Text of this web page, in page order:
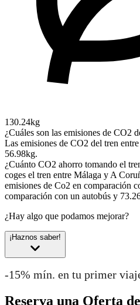
130.24kg
¿Cuáles son las emisiones de CO2
Las emisiones de CO2 del tren
56.98kg.
¿Cuánto CO2 ahorro tomando el
coges el tren entre Málaga y A
emisiones de Co2 en comparación
comparación con un autobús y
¿Hay algo que podamos mejorar?
¡Haznos saber!
-15% mín. en tu primer
Reserva una Oferta